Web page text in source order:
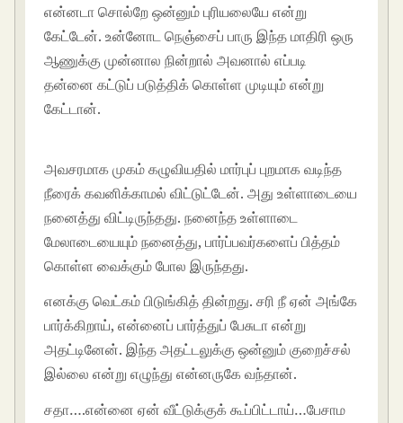
என்னடா சொல்றே ஒன்னும் புரியலையே என்று
கேட்டேன். உன்னோட நெஞ்சைப் பாரு இந்த மாதிரி ஒரு
ஆணுக்கு முன்னால நின்றால் அவனால் எப்படி
தன்னை கட்டுப் படுத்திக் கொள்ள முடியும் என்று
கேட்டான்.
அவசரமாக முகம் கழுவியதில் மார்புப் புறமாக வடிந்த
நீரைக் கவனிக்காமல் விட்டுட்டேன். அது உள்ளாடையை
நனைத்து விட்டிருந்தது. நனைந்த உள்ளாடை
மேலாடையையும் நனைத்து, பார்ப்பவர்களைப் பித்தம்
கொள்ள வைக்கும் போல இருந்தது.
எனக்கு வெட்கம் பிடுங்கித் தின்றது. சரி நீ ஏன் அங்கே
பார்க்கிறாய், என்னைப் பார்த்துப் பேசுடா என்று
அதட்டினேன். இந்த அதட்டலுக்கு ஒன்னும் குறைச்சல்
இல்லை என்று எழுந்து என்னருகே வந்தான்.
சதா….என்னை ஏன் வீட்டுக்குக் கூப்பிட்டாய்…பேசாம